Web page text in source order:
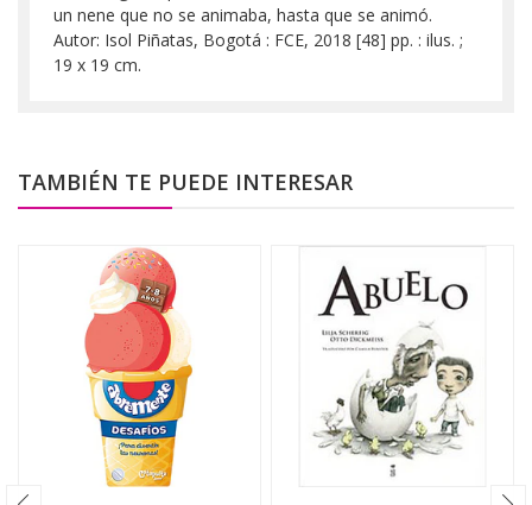
un nene que no se animaba, hasta que se animó.
Autor: Isol Piñatas, Bogotá : FCE, 2018 [48] pp. : ilus. ;
19 x 19 cm.
TAMBIÉN TE PUEDE INTERESAR